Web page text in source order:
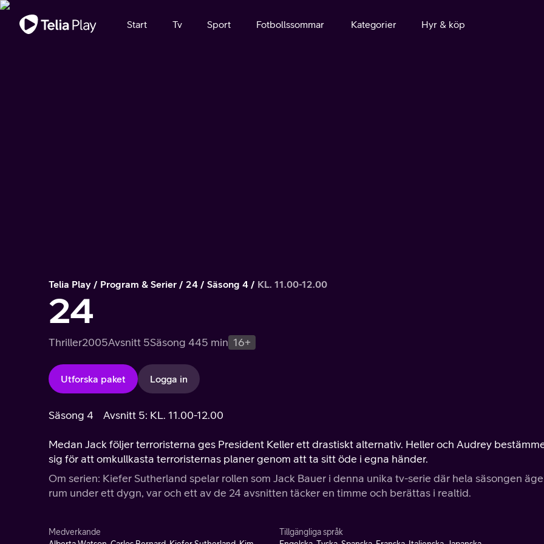
Viktigt meddelande
Start Tv Sport Fotbollssommar Kategorier Hyr & köp
Telia Play Program & Serier 24 Säsong 4 KL. 11.00-12.00
24
Thriller2005Avsnitt 5Säsong 445 min 16+
Utforska paket Logga in
Säsong 4 Avsnitt 5: KL. 11.00-12.00
Medan Jack följer terroristerna ges President Keller ett drastiskt alternativ. Heller och Audrey
sig för att omkullkasta terroristernas planer genom att ta sitt öde i egna händer.
Om serien: Kiefer Sutherland spelar rollen som Jack Bauer i denna unika tv-serie där hela säsongen
rum under ett dygn, var och ett av de 24 avsnitten täcker en timme och berättas i realtid.
Medverkande
Tillgängliga språk